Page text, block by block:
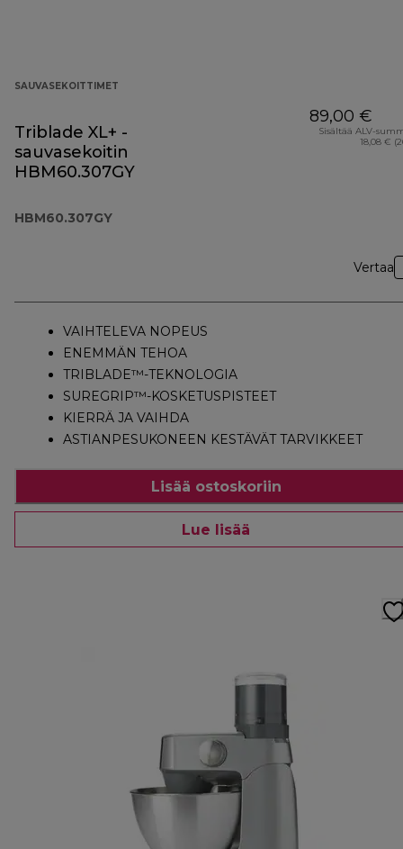
SAUVASEKOITTIMET
Triblade XL+ -
sauvasekoitin
HBM60.307GY
HBM60.307GY
89,00 €
Sisältää ALV-
18,08 €
Vertaa
VAIHTELEVA NOPEUS
ENEMMÄN TEHOA
TRIBLADE™-TEKNOLOGIA
SUREGRIP™-KOSKETUSPISTEET
KIERRÄ JA VAIHDA
ASTIANPESUKONEEN KESTÄVÄT TARVIKKEET
Lisää ostoskoriin
Lue lisää